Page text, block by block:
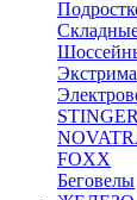
STINGER
FOXX
Беговелы